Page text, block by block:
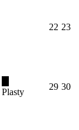
22 23
Plasty
29 30